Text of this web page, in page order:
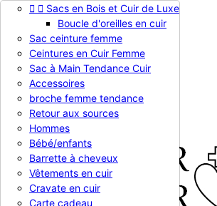
Appelez-nous :0786510612
EUR € 
EUR €
RUB RUB
Connexion
shopping_cart Panier (0)
  Sacs en Bois et Cuir de Luxe
Boucle d'oreilles en cuir
Sac ceinture femme
Ceintures en Cuir Femme
Sac à Main Tendance Cuir
Accessoires
broche femme tendance
Retour aux sources
Hommes
Bébé/enfants
Barrette à cheveux
Vêtements en cuir
Cravate en cuir
Carte cadeau